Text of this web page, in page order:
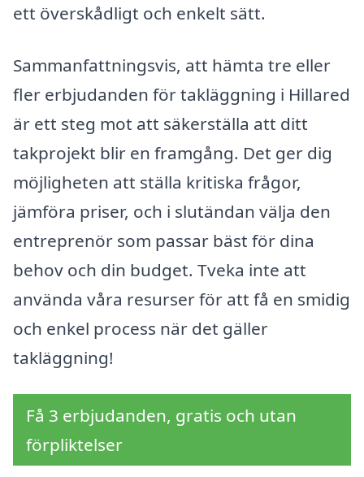
ett överskådligt och enkelt sätt.
Sammanfattningsvis, att hämta tre eller
fler erbjudanden för takläggning i Hillared
är ett steg mot att säkerställa att ditt
takprojekt blir en framgång. Det ger dig
möjligheten att ställa kritiska frågor,
jämföra priser, och i slutändan välja den
entreprenör som passar bäst för dina
behov och din budget. Tveka inte att
använda våra resurser för att få en smidig
och enkel process när det gäller
takläggning!
Få 3 erbjudanden, gratis och utan
förpliktelser